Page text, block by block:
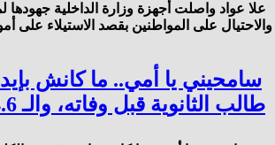
علا عواد واصلت أجهزة وزارة الداخلية
والاحتيال على المواطنين بقصد الاستيلاء على
سامحيني يا أمي.. ما كانش